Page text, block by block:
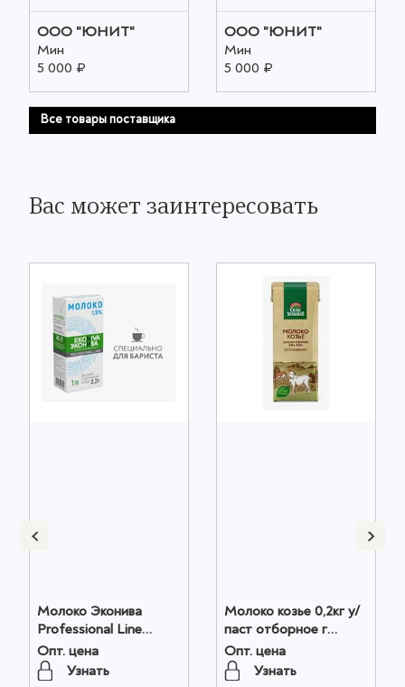
ООО "ЮНИТ"
Мин
5 000 ₽
ООО "ЮНИТ"
Мин
5 000 ₽
Все товары поставщика
Вас может заинтересовать
Молоко Эконива
Professional Line
ультрапастеризованное
1.5%, 1л оптом
Опт. цена
Узнать
Молоко козье 0,2кг у/
паст отборное г
СелЗел1/15, шт оптом
Опт. цена
Узнать